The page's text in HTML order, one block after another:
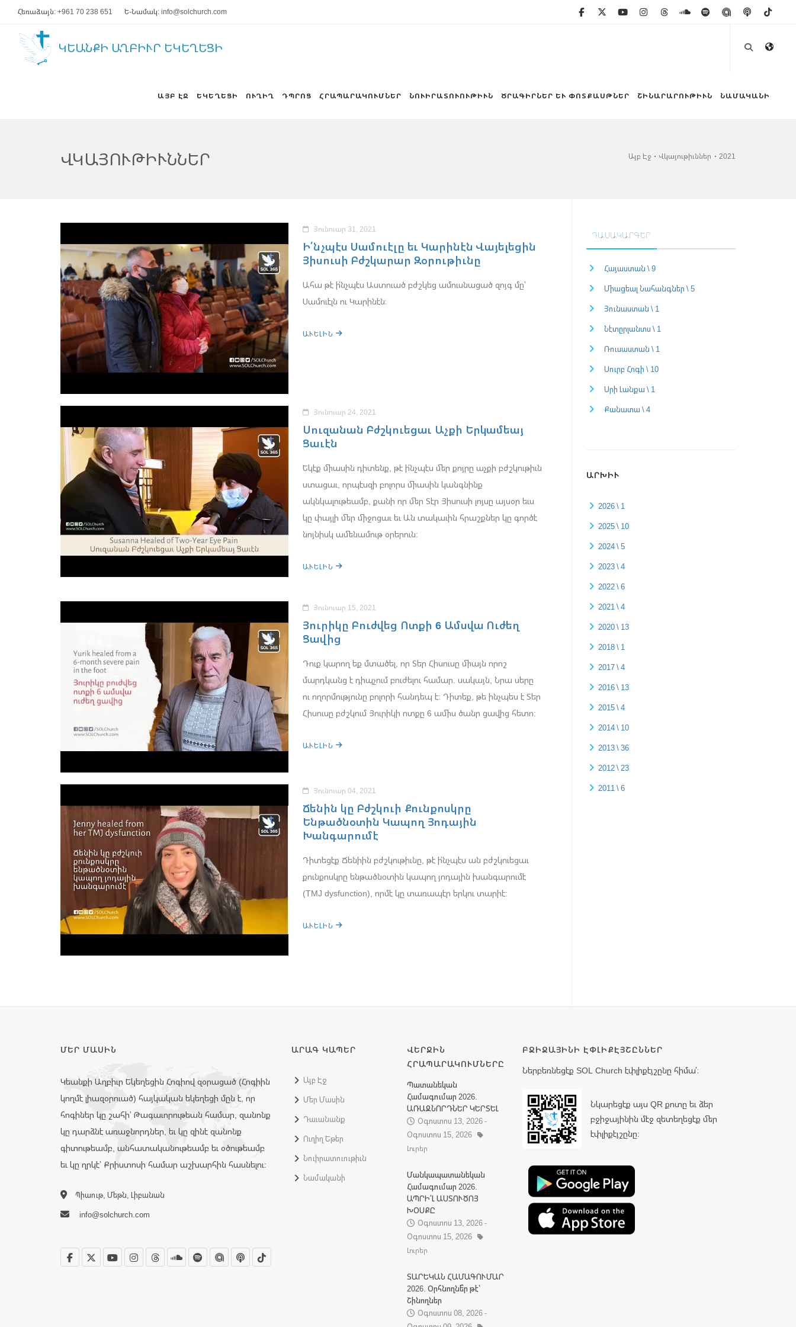
Հեռաձայն: +961 70 238 651 Ե-Նամակ: info@solchurch.com
ԿԵԱՆՔԻ ԱՂԲԻՒՐ ԵԿԵՂԵՑԻ
ԱՅԲ ԷՋ ԵԿԵՂԵՑԻ ՈՒՂԻՂ ԴՊՐՈՑ ՀՐԱՊԱՐԱԿՈՒՄՆԵՐ ՆՈՒԻՐԱՏՈՒՈՒԹԻՒՆ ԾՐԱԳԻՐՆԵՐ ԵՒ ՓՈՏՔԱՍԹՆԵՐ ՇԻՆԱՐԱՐՈՒԹԻՒՆ ՆԱՄԱԿԱՆԻ
Այբ Էջ Վկայութիւններ 2021
ՎԿԱՅՈՒԹԻՒՆՆԵՐ
Յունուար 31, 2021
Ի՛նչպէս Սամուէլը եւ Կարինէն Վայելեցին
Յիսուսի Բժշկարար Զօրութիւնը
Ահա թէ ի՛նչպէս Աստուած բժշկեց ամուսնացած զոյգ մը՝
Սամուէլն ու Կարինէն։
ԱՒԵԼԻՆ
Յունուար 24, 2021
Սուզանան Բժշկուեցաւ Աչքի Երկամեայ
Ցաւէն
Եկէք միասին դիտենք, թէ ի՛նչպէս մեր քոյրը աչքի բժշկութիւն
ստացաւ, որպէսզի բոլորս միասին կանգնինք
ակնկալութեամբ, քանի որ մեր Տէր Յիսուսի լոյսը այսօր եւս
կը փայլի մեր միջոցաւ եւ Ան տակաւին հրաշքներ կը գործէ
նոյնիսկ ամենամութ օրերուն:
ԱՒԵԼԻՆ
Յունուար 15, 2021
Յուրիկը Բուժվեց Ոտքի 6 Ամսվա Ուժեղ
Ցավից
Դուք կարող եք մտածել, որ Տեր Հիսուսը միայն որոշ
մարդկանց է դիպչում բուժելու համար. սակայն, Նրա սերը
ու ողորմությունը բոլորի հանդեպ է: Դիտեք, թե ինչպես է Տեր
Հիսուսը բժշկում Յուրիկի ոտքը 6 ամիս ծանր ցավից հետո:
ԱՒԵԼԻՆ
Յունուար 04, 2021
Ճենին կը Բժշկուի Քունքոսկրը
Ենթածնօտին Կապող Յոդային
Խանգարումէ
Դիտեցէք Ճենիին բժշկութիւնը, թէ ի՛նչպէս ան բժշկուեցաւ
քունքոսկրը ենթածնoտին կապող յոդային խանգարումէ
(TMJ dysfunction), որմէ կը տառապէր երկու տարիէ:
ԱՒԵԼԻՆ
ԴԱՍԱԿԱՐԳԵՐ
Հայաստան \ 9
Միացեալ Նահանգներ \ 5
Յունաստան \ 1
Նէտըրլանտս \ 1
Ռուսաստան \ 1
Սուրբ Հոգի \ 10
Սրի Լանքա \ 1
Քանատա \ 4
ԱՐԽԻՒ
2026 \ 1
2025 \ 10
2024 \ 5
2023 \ 4
2022 \ 6
2021 \ 4
2020 \ 13
2018 \ 1
2017 \ 4
2016 \ 13
2015 \ 4
2014 \ 10
2013 \ 36
2012 \ 23
2011 \ 6
ՄԵՐ ՄԱՍԻՆ
Կեանքի Աղբիւր Եկեղեցին Հոգիով զօրացած (Հոգիին
կողմէ լիազօրուած) հայկական եկեղեցի մըն է, որ
հոգիներ կը շահի՝ Թագաւորութեան համար, զանոնք
կը դարձնէ առաջնորդներ, եւ կը զինէ զանոնք
գիտութեամբ, անհատականութեամբ եւ օծութեամբ
եւ կը ղրկէ՝ Քրիստոսի համար աշխարհին հասնելու:
Պիաութ, Մեթն, Լիբանան
info@solchurch.com
ԱՐԱԳ ԿԱՊԵՐ
Այբ Էջ
Մեր Մասին
Դաւանանք
Ուղիղ Եթեր
Նուիրատուութիւն
Նամականի
ՎԵՐՋԻՆ
ՀՐԱՊԱՐԱԿՈՒՄՆԵՐԸ
Պատանեկան
Համագումար 2026.
ԱՌԱՋՆՈՐԴՆԵՐ ԿԵՐՏԵԼ
Օգոստոս 13, 2026 -
Օգոստոս 15, 2026
Լուրեր
Մանկապատանեկան
Համագումար 2026.
ԱՊՐԻ՛Լ ԱՍՏՈՒԾՈՅ
ԽՕՍՔԸ
Օգոստոս 13, 2026 -
Օգոստոս 15, 2026
Լուրեր
ՏԱՐԵԿԱՆ ՀԱՄԱԳՈՒՄԱՐ
2026. Օրհնողնե՞ր թէ՝
Շինողներ
Օգոստոս 08, 2026 -
ԲՋԻՋԱՅԻՆԻ ԷՓԼԻՔԷՅՇԸՆՆԵՐ
Ներբեռնեցէք SOL Church էփլիքէյշընը հիմա՛։
Նկարեցէք այս QR քոտը եւ ձեր
բջիջայինին մէջ զետեղեցէք մեր
էփլիքէյշընը: